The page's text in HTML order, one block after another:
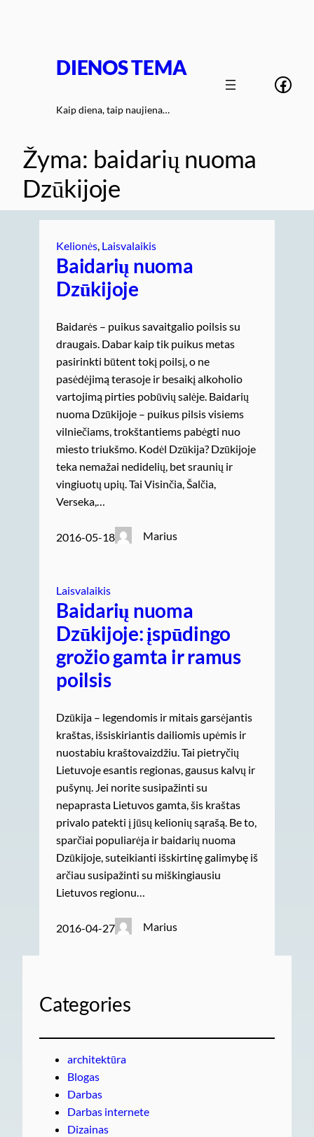
DIENOS TEMA
Kaip diena, taip naujiena…
Žyma: baidarių nuoma
Dzūkijoje
Kelionės Laisvalaikis
Baidarių nuoma
Dzūkijoje
Baidarės – puikus savaitgalio poilsis su
draugais. Dabar kaip tik puikus metas
pasirinkti būtent tokį poilsį, o ne
pasėdėjimą terasoje ir besaikį alkoholio
vartojimą pirties pobūvių salėje. Baidarių
nuoma Dzūkijoje – puikus pilsis visiems
vilniečiams, trokštantiems pabėgti nuo
miesto triukšmo. Kodėl Dzūkija? Dzūkijoje
teka nemažai nedidelių, bet sraunių ir
vingiuotų upių. Tai Visinčia, Šalčia,
Verseka,…
2016-05-18 Marius
Laisvalaikis
Baidarių nuoma
Dzūkijoje: įspūdingo
grožio gamta ir ramus
poilsis
Dzūkija – legendomis ir mitais garsėjantis
kraštas, išsiskiriantis dailiomis upėmis ir
nuostabiu kraštovaizdžiu. Tai pietryčių
Lietuvoje esantis regionas, gausus kalvų ir
pušynų. Jei norite susipažinti su
nepaprasta Lietuvos gamta, šis kraštas
privalo patekti į jūsų kelionių sąrašą. Be to,
sparčiai populiarėja ir baidarių nuoma
Dzūkijoje, suteikianti išskirtinę galimybę iš
arčiau susipažinti su miškingiausiu
Lietuvos regionu…
2016-04-27 Marius
Categories
architektūra
Blogas
Darbas
Darbas internete
Dizainas